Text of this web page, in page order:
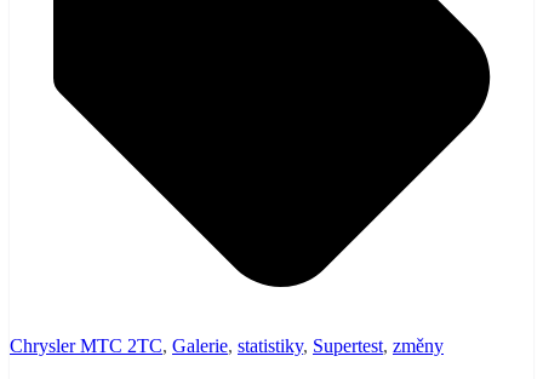
Chrysler MTC 2TC, Galerie, statistiky, Supertest, změny